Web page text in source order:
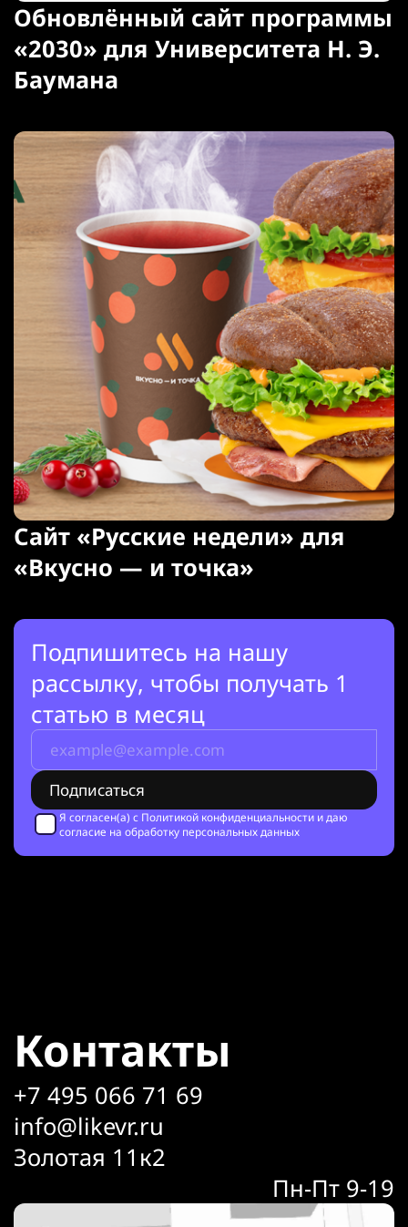
Обновлённый сайт программы
«2030» для Университета Н. Э.
Баумана
Сайт «Русские недели» для
«Вкусно — и точка»
Подпишитесь на нашу
рассылку, чтобы получать 1
статью в месяц
Я согласен(а) с Политикой конфиденциальности и даю
согласие на обработку персональных данных
Контакты
+7 495 066 71 69
info@likevr.ru
Золотая 11к2
Пн-Пт 9-19